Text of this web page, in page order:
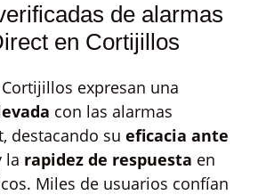
de alarmas
en Cortijillos
expresan una
con las alarmas
destacando su eficacia ante
la rapidez de respuesta en
Miles de usuarios confían